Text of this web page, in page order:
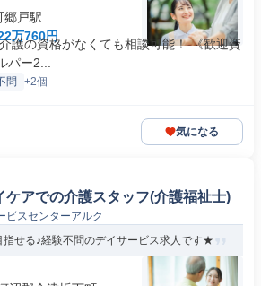
郷戸駅
万760円
護の資格がなくても相談可能！ 《歓迎資
パー2...
問 +2個
気になる
ケアでの介護スタッフ(介護福祉士)
スセンターアルク
せる♪経験不問のデイサービス求人です★